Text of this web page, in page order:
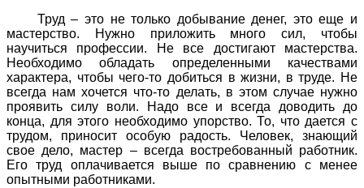
Труд – это не только добывание денег, это еще и
мастерство. Нужно приложить много сил, чтобы
научиться профессии. Не все достигают мастерства.
Необходимо обладать определенными качествами
характера, чтобы чего-то добиться в жизни, в труде. Не
всегда нам хочется что-то делать, в этом случае нужно
проявить силу воли. Надо все и всегда доводить до
конца, для этого необходимо упорство. То, что дается с
трудом, приносит особую радость. Человек, знающий
свое дело, мастер – всегда востребованный работник.
Его труд оплачивается выше по сравнению с менее
опытными работниками.